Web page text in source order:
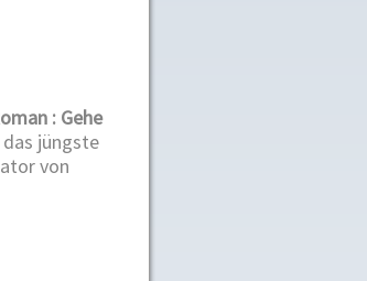
: Gehe
jüngste
von